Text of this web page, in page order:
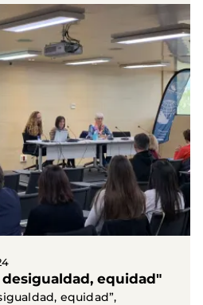
equidad"
equidad”,